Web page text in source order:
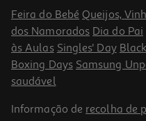
5,09 €
Promoção
Feira do Bebé Queijos,
dos Namorados Dia do Pai
às Aulas Singles' Day
Boxing Days Samsung
saudável
Informação de recolha de